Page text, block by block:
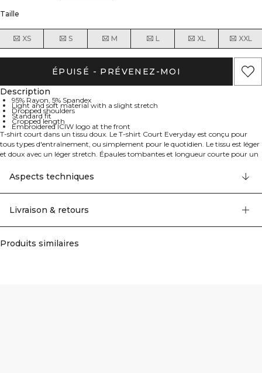
Taille
XS S M L XL XXL
ÉPUISÉ - PRÉVENEZ-MOI
Description
95% Rayon, 5% Spandex
Light and soft material with a slight stretch
Dropped shoulders
Standard fit
Cropped length
Embroidered ICIW logo at the front
T-shirt court dans un tissu doux. Le T-shirt Court Everyday est conçu pour
tous types d'entraînement, ou simplement pour le quotidien. Le tissu est léger
et doux avec un léger stretch. Épaules tombantes et longueur courte pour un
standard. Longueur courte. 95% Rayonne, 5% Elastan.
Aspects techniques
Livraison & retours
Produits similaires